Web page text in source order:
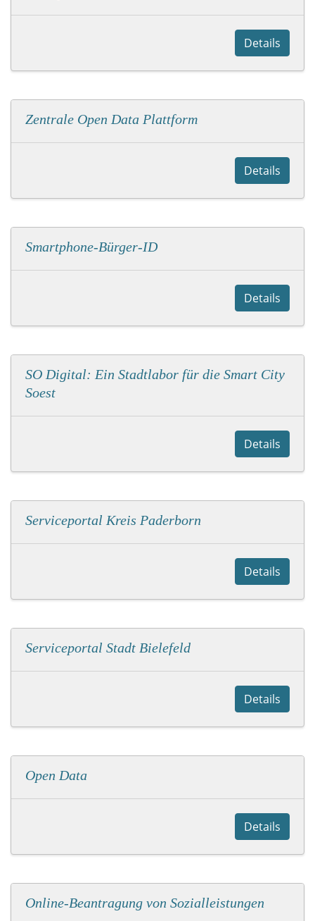
Details
Zentrale Open Data Plattform
Details
Smartphone-Bürger-ID
Details
SO Digital: Ein Stadtlabor für die Smart City
Soest
Details
Serviceportal Kreis Paderborn
Details
Serviceportal Stadt Bielefeld
Details
Open Data
Details
Online-Beantragung von Sozialleistungen